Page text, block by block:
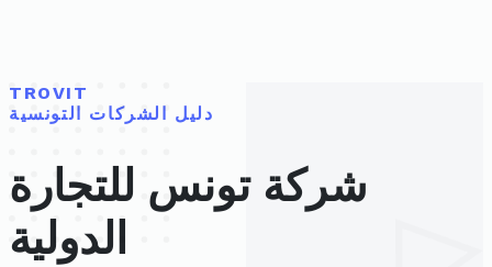
TROVIT
دليل الشركات التونسية
شركة تونس للتجارة
الدولية